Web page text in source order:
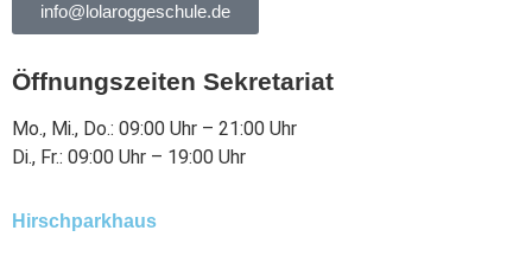
info@lolaroggeschule.de
Öffnungszeiten Sekretariat
Mo., Mi., Do.: 09:00 Uhr – 21:00 Uhr
Di., Fr.: 09:00 Uhr – 19:00 Uhr
Hirschparkhaus